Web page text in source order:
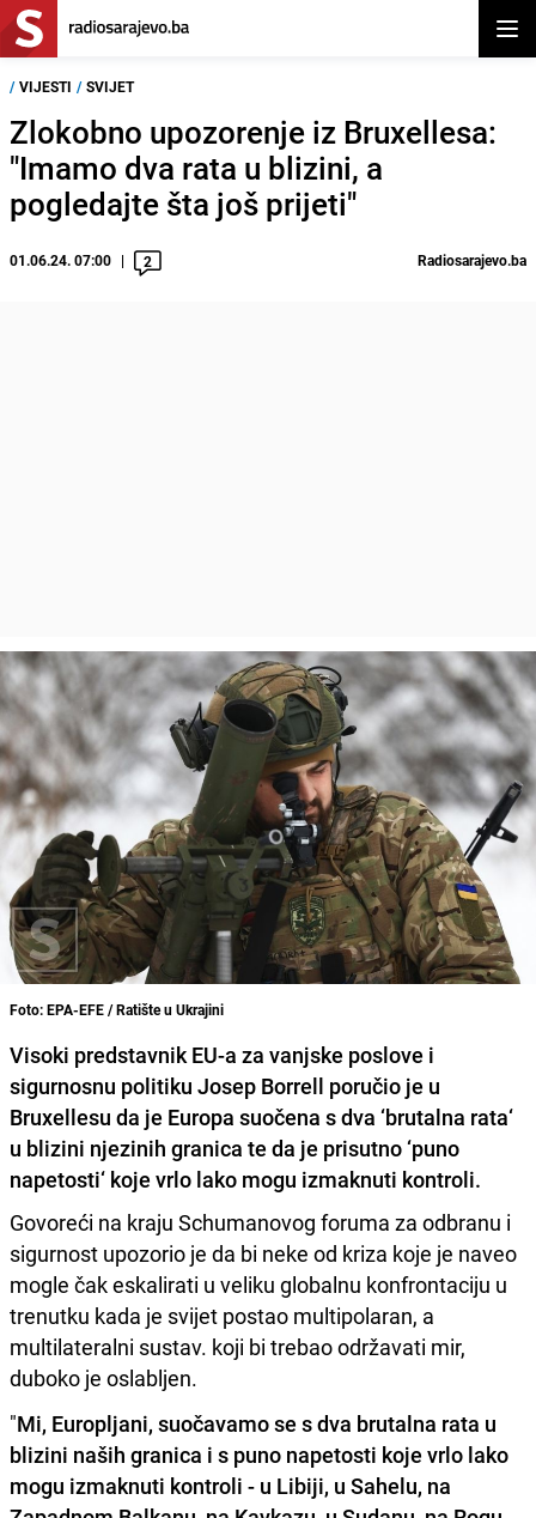
/ VIJESTI / SVIJET
Zlokobno upozorenje iz Bruxellesa:
"Imamo dva rata u blizini, a
pogledajte šta još prijeti"
01.06.24. 07:00 2 Radiosarajevo.ba
Foto: EPA-EFE / Ratište u Ukrajini
Visoki predstavnik EU-a za vanjske poslove i
sigurnosnu politiku Josep Borrell poručio je u
Bruxellesu da je Europa suočena s dva ‘brutalna rata‘
u blizini njezinih granica te da je prisutno ‘puno
napetosti‘ koje vrlo lako mogu izmaknuti kontroli.
Govoreći na kraju Schumanovog foruma za odbranu i
sigurnost upozorio je da bi neke od kriza koje je naveo
mogle čak eskalirati u veliku globalnu konfrontaciju u
trenutku kada je svijet postao multipolaran, a
multilateralni sustav. koji bi trebao održavati mir,
duboko je oslabljen.
"Mi, Europljani, suočavamo se s dva brutalna rata u
blizini naših granica i s puno napetosti koje vrlo lako
mogu izmaknuti kontroli - u Libiji, u Sahelu, na